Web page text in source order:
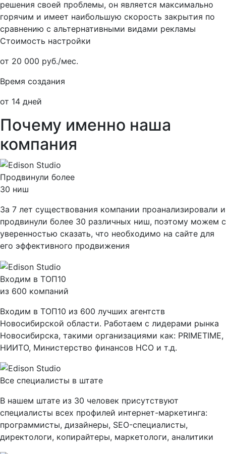
решения своей проблемы, он является максимально
горячим и имеет наибольшую скорость закрытия по
сравнению с альтернативными видами рекламы
Стоимость настройки
от 20 000 руб./мес.
Время создания
от 14 дней
Почему именно наша
компания
Продвинули более
30 ниш
За 7 лет существования компании проанализировали и
продвинули более 30 различных ниш, поэтому можем с
уверенностью сказать, что необходимо на сайте для
его эффективного продвижения
Входим в ТОП10
из 600 компаний
Входим в ТОП10 из 600 лучших агентств
Новосибирской области. Работаем с лидерами рынка
Новосибирска, такими организациями как: PRIMETIME,
НИИТО, Министерство финансов НСО и т.д.
Все специалисты в штате
В нашем штате из 30 человек присутствуют
специалисты всех профилей интернет-маркетинга:
программисты, дизайнеры, SEO-специалисты,
директологи, копирайтеры, маркетологи, аналитики